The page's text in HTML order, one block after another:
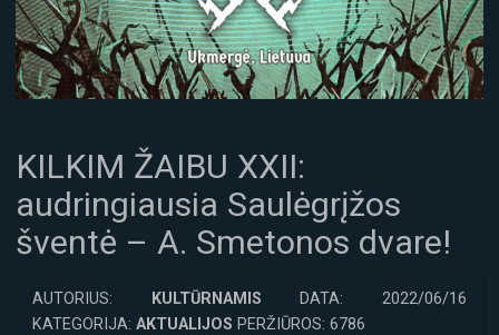
KILKIM ŽAIBU XXII:
audringiausia Saulėgrįžos
šventė – A. Smetonos dvare!
AUTORIUS: KULTŪRNAMIS DATA: 2022/06/16
KATEGORIJA: AKTUALIJOS PERŽIŪROS: 6786